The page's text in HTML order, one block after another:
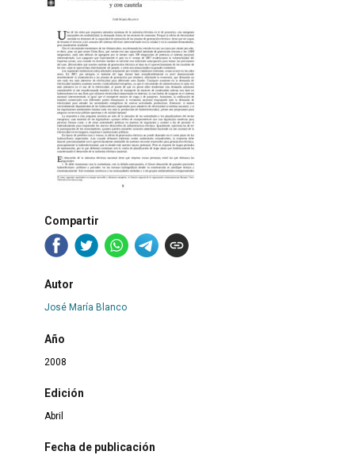
Compartir
Autor
José María Blanco
Año
2008
Edición
Abril
Fecha de publicación